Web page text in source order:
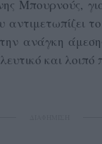
Μπουρνούς,
ανάγκη
και